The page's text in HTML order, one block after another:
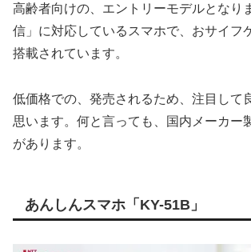
高齢者向けの、エントリーモデルとなり
信」に対応しているスマホで、おサイフ
搭載されています。
低価格での、発売されるため、注目して
思います。何と言っても、国内メーカー
があります。
あんしんスマホ「KY-51B」